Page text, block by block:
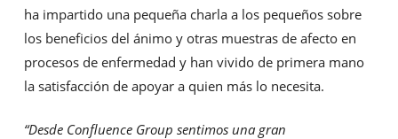
ha impartido una pequeña charla a los pequeños sobre
los beneficios del ánimo y otras muestras de afecto en
procesos de enfermedad y han vivido de primera mano
la satisfacción de apoyar a quien más lo necesita.
“Desde Confluence Group sentimos una gran